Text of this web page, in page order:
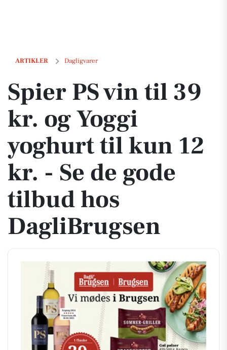
ARTIKLER Dagligvarer
Spier PS vin til 39 kr. og Yoggi yoghurt til kun 12 kr. - Se de gode
Spier PS vin til 39
kr. og Yoggi
yoghurt til kun 12
kr. - Se de gode
tilbud hos
DagliBrugsen